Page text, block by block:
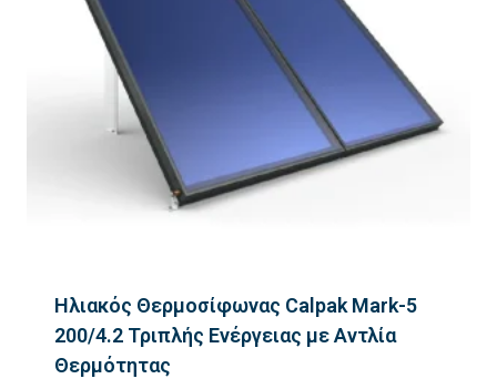
Ηλιακός Θερμοσίφωνας Calpak Mark-5
200/4.2 Τριπλής Ενέργειας με Αντλία
Θερμότητας